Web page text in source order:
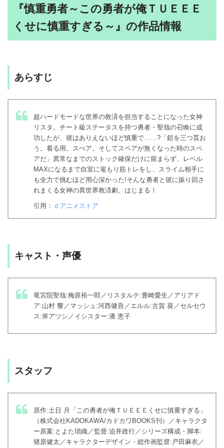
『慎重勇者～この勇者が俺ＴＵＥＥＥ
くせに慎重すぎる～』の作品情報
あらすじ
超ハードモードな世界の救済を担当することになった女神
リスタ。チート級ステータスを持つ勇者・聖哉の召喚に成
功したが、彼はありえないほど慎重で……?「鎧を三つ貰お
う。着る用。スぺア。そしてスペアが無くなった時のスペ
アだ」異常なまでのストック確保だけに留まらず、レベル
MAXになるまで自室に篭もり筋トレをし、スライム相手に
も全力で挑むほど用心深かった!そんな勇者と彼に振り回さ
れまくる女神の異世界救済劇、はじまる！
引用： ｄアニメストア
キャスト・声優
竜宮院聖哉:梅原裕一郎／リスタルテ:豊崎愛生／アリアド
ア:山村 響／マッシュ:河西健吾／エルル:古賀 葵／セルセウ
ス:斧アツシ／イシスター:潘 恵子
スタッフ
原作:土日 月「この勇者が俺ＴＵＥＥＥくせに慎重すぎる」
（株式会社KADOKAWA/カドカワBOOKS刊）／キャラクタ
ー原案:とよた瑣織／監督:迫井政行／シリーズ構成・脚本:
猪原健太／キャラクターデザイン・総作画監督:戸田麻衣／